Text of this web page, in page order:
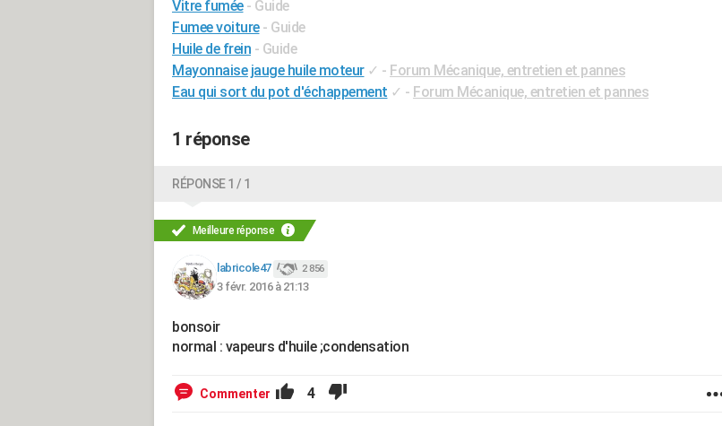
Vitre fumée - Guide
Fumee voiture - Guide
Huile de frein - Guide
Mayonnaise jauge huile moteur ✓ - Forum Mécanique, entretien et pannes
Eau qui sort du pot d'échappement ✓ - Forum Mécanique, entretien et pannes
1 réponse
RÉPONSE 1 / 1
Meilleure réponse
labricole47 2 856
3 févr. 2016 à 21:13
bonsoir
normal : vapeurs d'huile ;condensation
Commenter 4